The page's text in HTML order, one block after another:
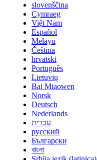
slovenščina
Cymraeg
Việt Nam
Español
Melayu
Čeština
hrvatski
Português
Lietuvių
Bai Miaowen
Norsk
Deutsch
Nederlands
עברית
русский
Български
বাংলা